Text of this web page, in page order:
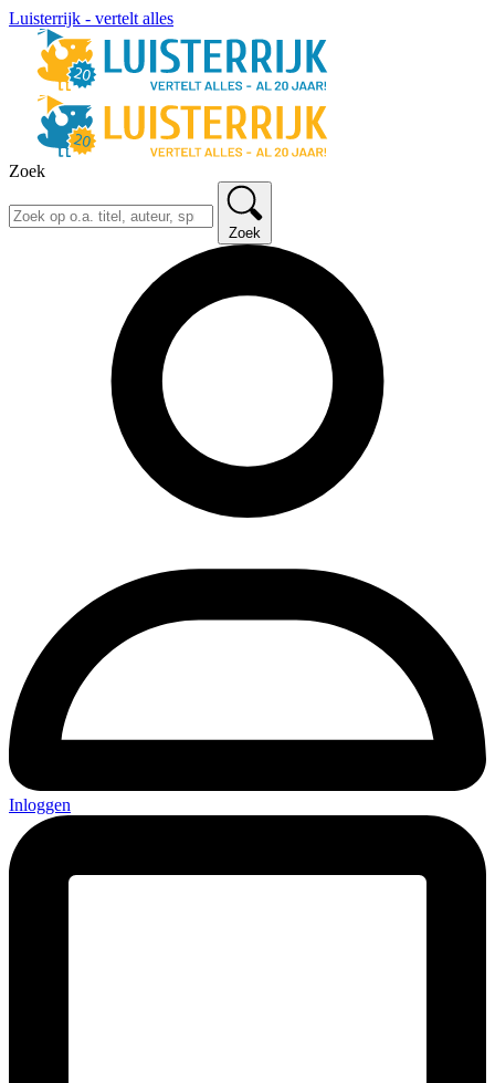
Luisterrijk - vertelt alles
Zoek
Zoek
Inloggen